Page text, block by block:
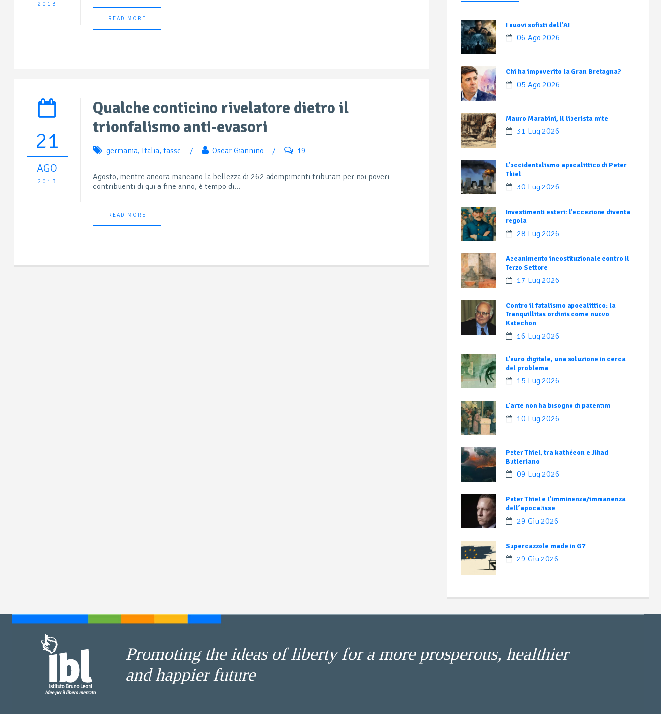
2013
READ MORE
21
AGO
2013
Qualche conticino rivelatore dietro il
trionfalismo anti-evasori
germania, Italia, tasse / Oscar Giannino / 19
Agosto, mentre ancora mancano la bellezza di 262 adempimenti tributari per noi poveri
contribuenti di qui a fine anno, è tempo di...
READ MORE
I nuovi sofisti dell’AI
06 Ago 2026
Chi ha impoverito la Gran Bretagna?
05 Ago 2026
Mauro Marabini, il liberista mite
31 Lug 2026
L’occidentalismo apocalittico di Peter
Thiel
30 Lug 2026
Investimenti esteri: l’eccezione diventa
regola
28 Lug 2026
Accanimento incostituzionale contro il
Terzo Settore
17 Lug 2026
Contro il fatalismo apocalittico: la
Tranquillitas ordinis come nuovo
Katechon
16 Lug 2026
L’euro digitale, una soluzione in cerca
del problema
15 Lug 2026
L’arte non ha bisogno di patentini
10 Lug 2026
Peter Thiel, tra kathécon e Jihad
Butleriano
09 Lug 2026
Peter Thiel e l’imminenza/immanenza
dell’apocalisse
29 Giu 2026
Supercazzole made in G7
29 Giu 2026
Promoting the ideas of liberty for a more prosperous, healthier
and happier future